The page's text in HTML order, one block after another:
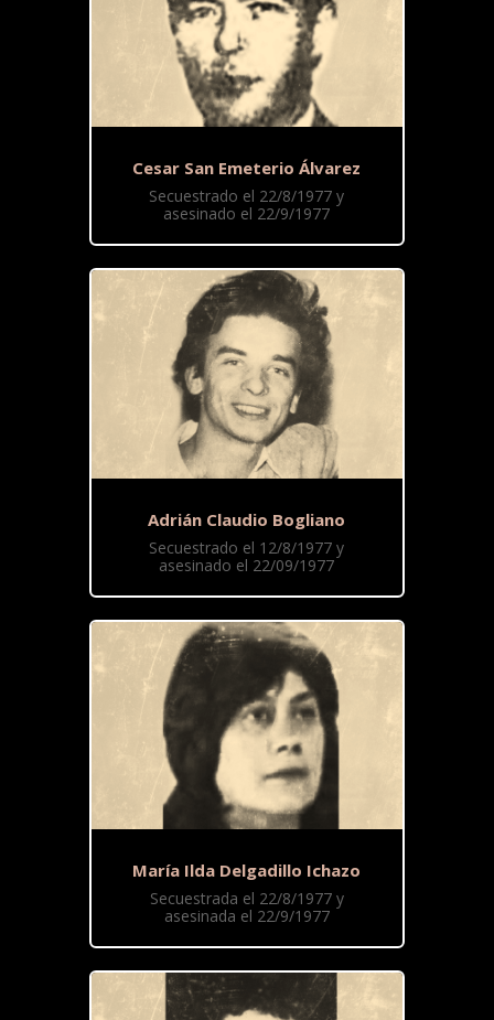
Cesar San Emeterio Álvarez
Secuestrado el 22/8/1977 y
asesinado el 22/9/1977
Adrián Claudio Bogliano
Secuestrado el 12/8/1977 y
asesinado el 22/09/1977
María Ilda Delgadillo Ichazo
Secuestrada el 22/8/1977 y
asesinada el 22/9/1977